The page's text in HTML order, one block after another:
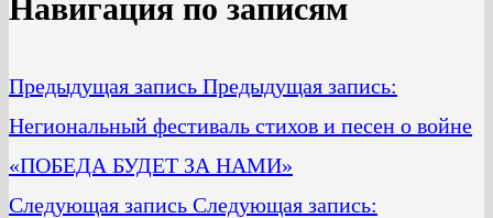
Навигация по записям
Предыдущая запись Предыдущая запись:
Hегиональный фестиваль стихов и песен о войне
«ПОБЕДА БУДЕТ ЗА НАМИ»
Следующая запись Следующая запись: